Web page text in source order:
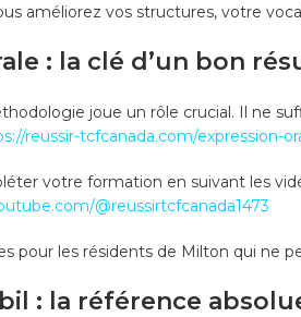
améliorez vos structures, votre
: la clé d’un bon
joue un rôle crucial. Il ne
reussir-tcfcanada.com/expression-
votre formation en suivant les
@reussirtcfcanada1473
pour les résidents de Milton qui
: la référence